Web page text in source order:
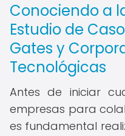
Conociendo a
Estudio de
Gates y
Tecnológicas
Antes de iniciar
empresas para
es fundamental